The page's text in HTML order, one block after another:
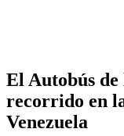
El Autobús
recorrido en
Venezuela